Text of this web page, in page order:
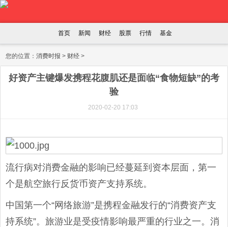
首页 新闻 财经 股票 行情 基金
您的位置：消费时报 > 财经 >
好资产主键爆发携程花腹肌还是面临“食物短缺”的考
验
2020-02-20 17:03
流行病对消费金融的影响已经蔓延到资本层面，第一
个是航空旅行反货币资产支持系统。
中国第一个“网络旅游”是携程金融发行的“消费资产支
持系统”。旅游业是受疫情影响最严重的行业之一。消